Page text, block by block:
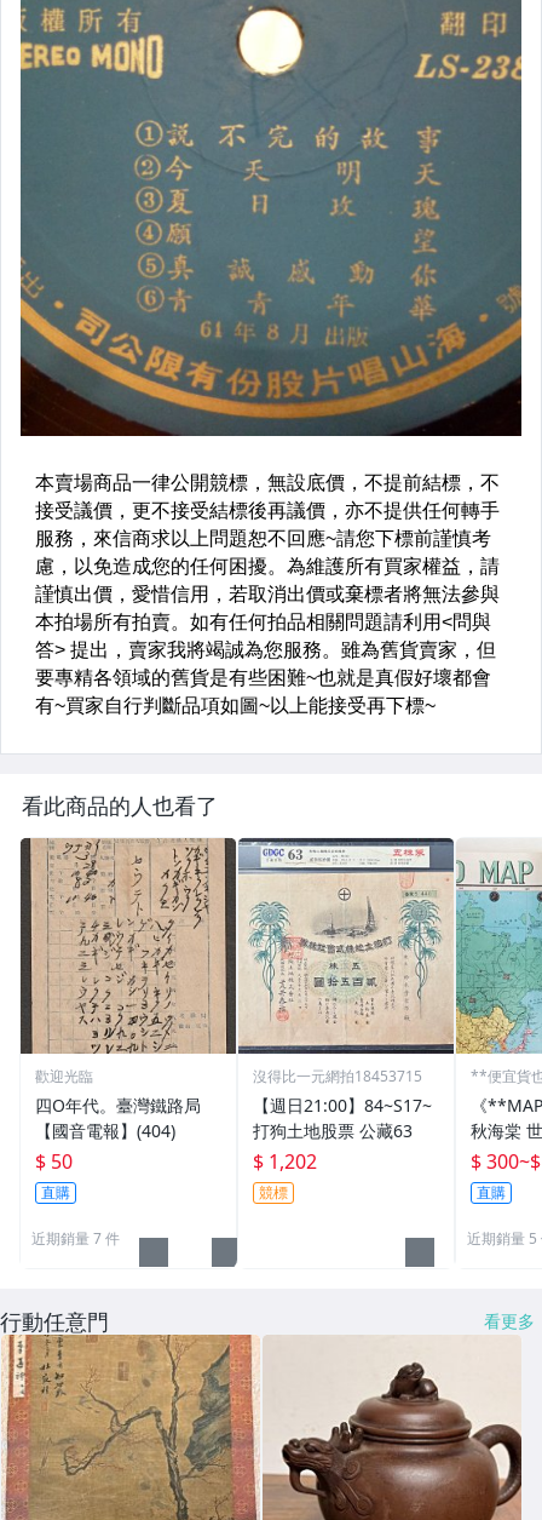
看此商品的人也看了
歡迎光臨
四O年代。臺灣鐵路局
【國音電報】(404)
$ 50
直購
近期銷量 7 件
沒得比一元網拍18453715
【週日21:00】84~S17~
打狗土地股票 公藏63
$ 1,202
競標
**便宜貨
《
秋海棠
國國旗)
$ 300~
直購
近期銷量 5
行動任意門 看更多